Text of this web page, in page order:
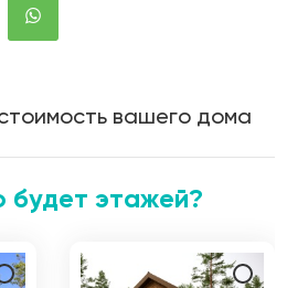
вашего дома
будет этажей?